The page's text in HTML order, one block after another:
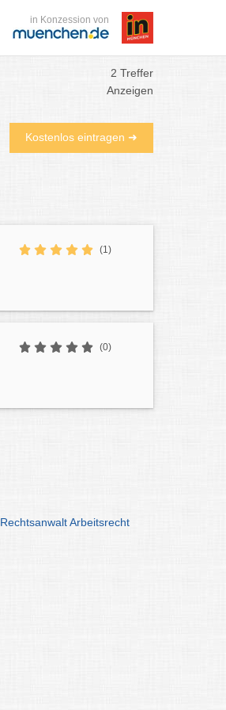
in Konzession von
2 Treffer
Anzeigen
Kostenlos eintragen ➜
(1)
(0)
RechtsanwaltArbeitsrecht